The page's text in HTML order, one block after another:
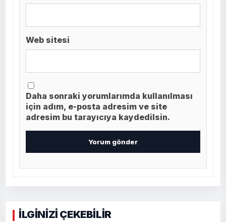
Web sitesi
Daha sonraki yorumlarımda kullanılması
için adım, e-posta adresim ve site
adresim bu tarayıcıya kaydedilsin.
İLGİNİZİ ÇEKEBİLİR